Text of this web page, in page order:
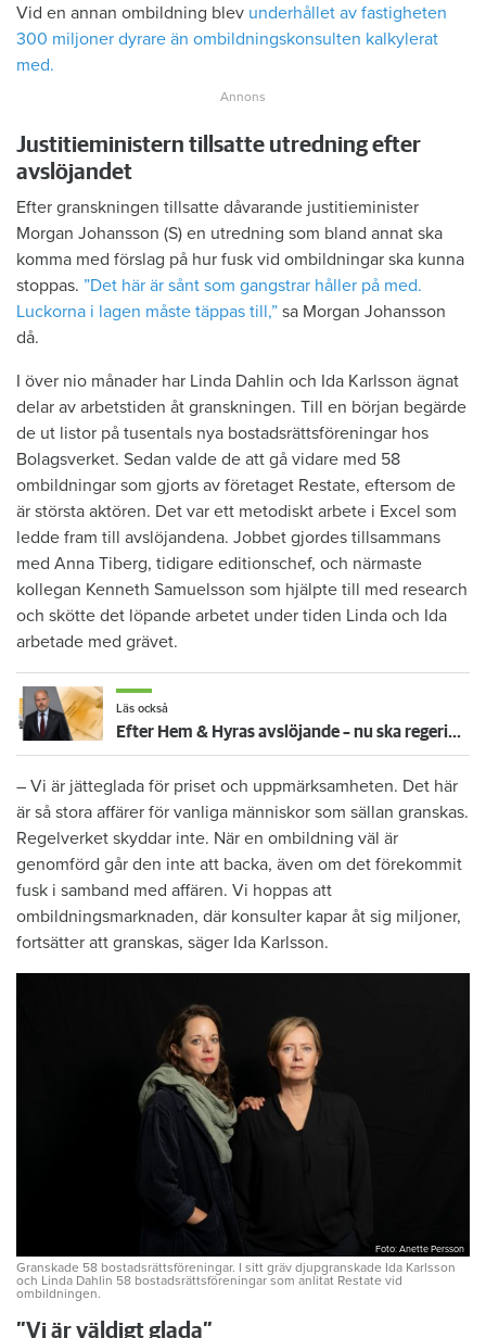
Vid en annan ombildning blev underhållet av fastigheten
300 miljoner dyrare än ombildningskonsulten kalkylerat
med.
Justitieministern tillsatte utredning efter
avslöjandet
Efter granskningen tillsatte dåvarande justitieminister
Morgan Johansson (S) en utredning som bland annat ska
komma med förslag på hur fusk vid ombildningar ska kunna
stoppas. ”Det här är sånt som gangstrar håller på med.
Luckorna i lagen måste täppas till,” sa Morgan Johansson
då.
I över nio månader har Linda Dahlin och Ida Karlsson ägnat
delar av arbetstiden åt granskningen. Till en början begärde
de ut listor på tusentals nya bostadsrättsföreningar hos
Bolagsverket. Sedan valde de att gå vidare med 58
ombildningar som gjorts av företaget Restate, eftersom de
är största aktören. Det var ett metodiskt arbete i Excel som
ledde fram till avslöjandena. Jobbet gjordes tillsammans
med Anna Tiberg, tidigare editionschef, och närmaste
kollegan Kenneth Samuelsson som hjälpte till med research
och skötte det löpande arbetet under tiden Linda och Ida
arbetade med grävet.
Läs också
Efter Hem & Hyras avslöjande – nu ska regeringen utreda ombildningsfusket
– Vi är jätteglada för priset och uppmärksamheten. Det här
är så stora affärer för vanliga människor som sällan granskas.
Regelverket skyddar inte. När en ombildning väl är
genomförd går den inte att backa, även om det förekommit
fusk i samband med affären. Vi hoppas att
ombildningsmarknaden, där konsulter kapar åt sig miljoner,
fortsätter att granskas, säger Ida Karlsson.
Foto: Anette Persson
Granskade 58 bostadsrättsföreningar. I sitt gräv djupgranskade Ida Karlsson
och Linda Dahlin 58 bostadsrättsföreningar som anlitat Restate vid
ombildningen.
”Vi är väldigt glada”